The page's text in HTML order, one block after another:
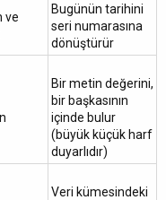
ve
Bugünün tarihini
seri numarasına
dönüştürür
Bir metin değerini,
bir başkasının
içinde bulur
(büyük küçük harf
duyarlıdır)
Veri kümesindeki